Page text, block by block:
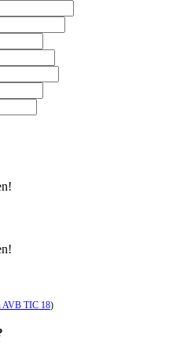
AVB TIC 18)